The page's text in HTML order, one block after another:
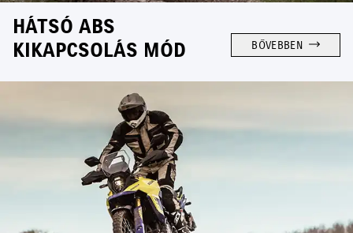
HÁTSÓ ABS
KIKAPCSOLÁS MÓD
BŐVEBBEN